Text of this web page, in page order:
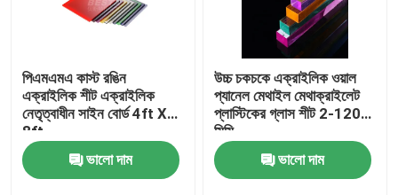
পিএমএমএ কাস্ট রঙিন
এক্রাইলিক শীট এক্রাইলিক
নেতৃত্বাধীন সাইন বোর্ড 4ft X
8ft
ভালো দাম
উচ্চ চকচকে এক্রাইলিক ওয়াল
প্যানেল মেথাইল মেথাক্রাইলেট
প্লাস্টিকের গ্লাস শীট 2-120
মিমি
ভালো দাম